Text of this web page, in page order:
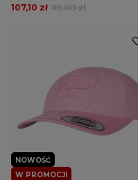
119,00 zł
107,10 zł
W PROMOCJI
NOWOŚĆ